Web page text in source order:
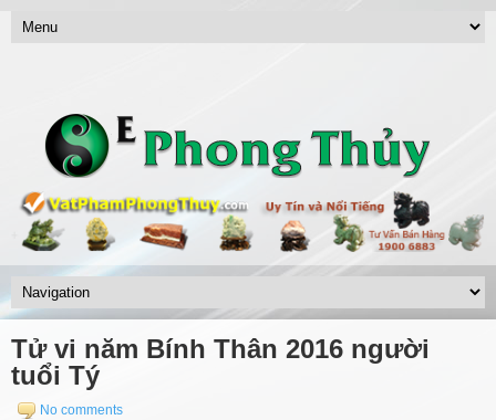
Tử vi năm Bính Thân 2016 người
tuổi Tý
No comments